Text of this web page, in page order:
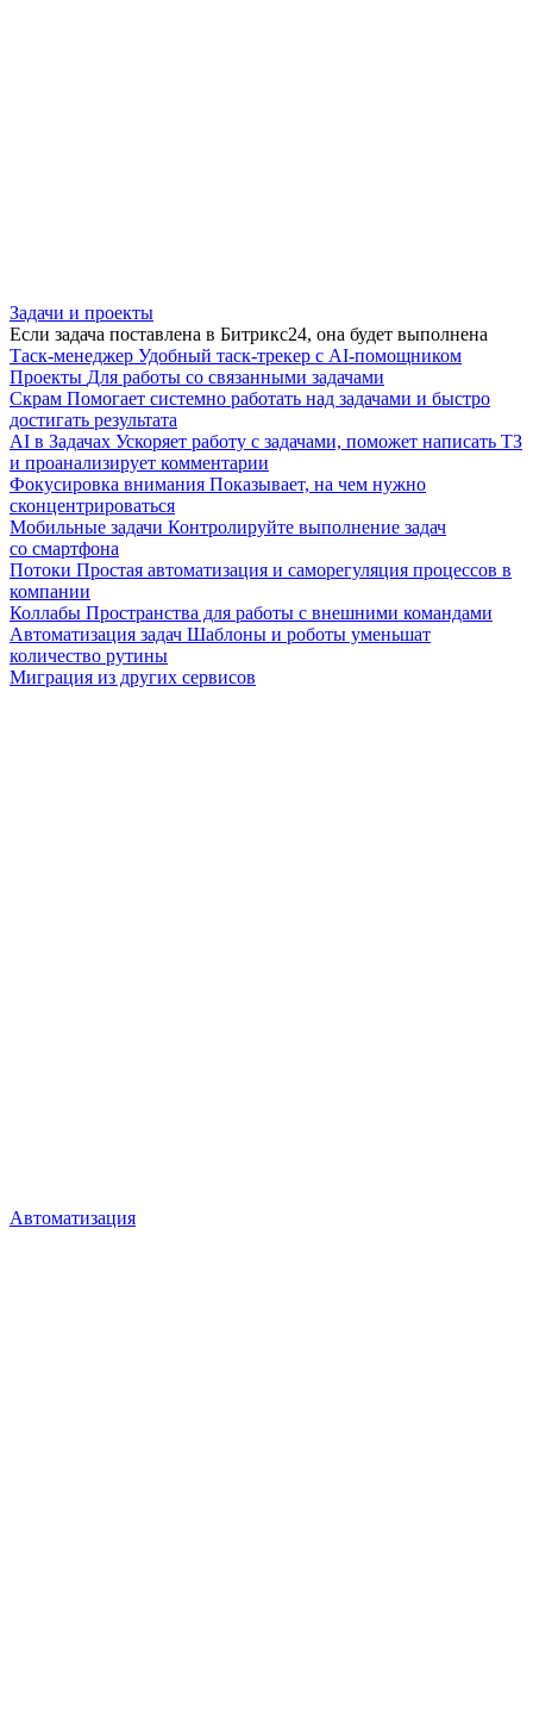
Задачи и проекты
Если задача поставлена в Битрикс24, она будет выполнена
Таск-менеджер Удобный таск-трекер с AI-помощником
Проекты Для работы со связанными задачами
Скрам Помогает системно работать над задачами и быстро
достигать результата
AI в Задачах Ускоряет работу с задачами, поможет написать ТЗ
и проанализирует комментарии
Фокусировка внимания Показывает, на чем нужно
сконцентрироваться
Мобильные задачи Контролируйте выполнение задач
со смартфона
Потоки Простая автоматизация и саморегуляция процессов в
компании
Коллабы Пространства для работы с внешними командами
Автоматизация задач Шаблоны и роботы уменьшат
количество рутины
Миграция из других сервисов
Автоматизация